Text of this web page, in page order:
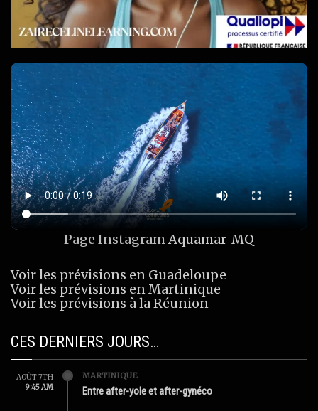
Page InstagramAquamar_MQ
Voir les prévisions en Guadeloupe
Voir les prévisions en Martinique
Voir les prévisions à la Réunion
CES DERNIERS JOURS…
AOÛT 7TH
9:45 AM
MARTINIQUE
Entre after-yole et after-gynéco